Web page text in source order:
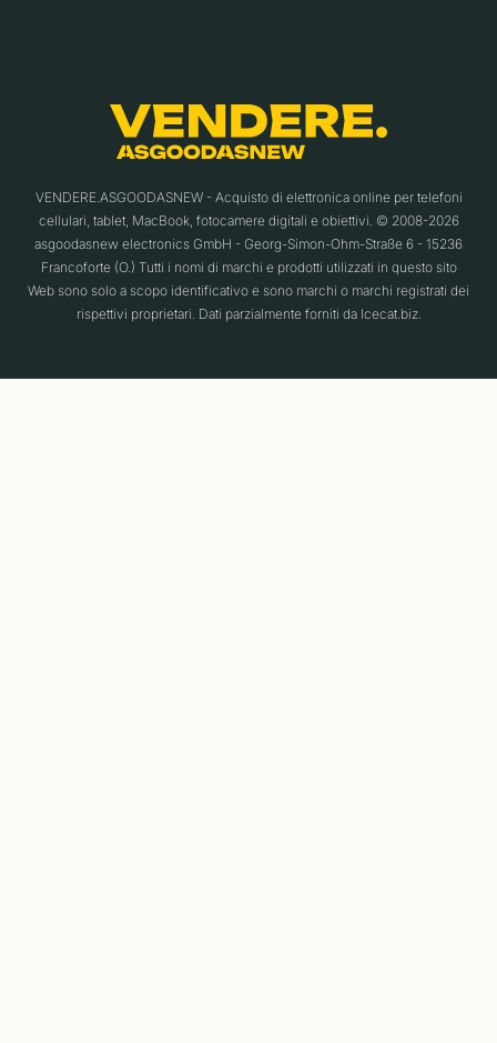
VENDERE.ASGOODASNEW - Acquisto di elettronica online per telefoni
cellulari, tablet, MacBook, fotocamere digitali e obiettivi. © 2008-2026
asgoodasnew electronics GmbH - Georg-Simon-Ohm-Straße 6 - 15236
Francoforte (O.) Tutti i nomi di marchi e prodotti utilizzati in questo sito
Web sono solo a scopo identificativo e sono marchi o marchi registrati dei
rispettivi proprietari. Dati parzialmente forniti da Icecat.biz.